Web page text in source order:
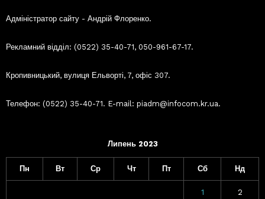
Адміністратор сайту - Андрій Флоренко.
Рекламний відділ: (0522) 35-40-71, 050-961-67-17.
Кропивницький, вулиця Ельворті, 7, офіс 307.
Телефон: (0522) 35-40-71. E-mail: piadm@infocom.kr.ua.
Липень 2023
Пн Вт Ср Чт Пт Сб Нд
1 2